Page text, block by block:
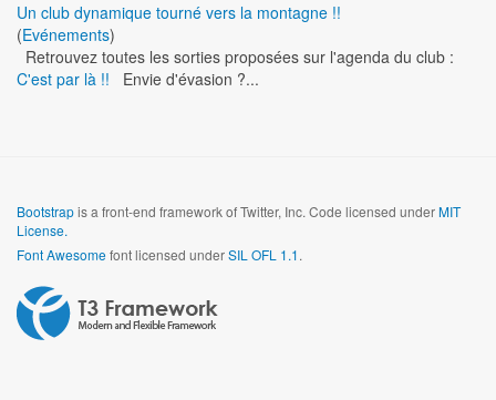
Un club dynamique tourné vers la montagne !!
(Evénements)
Retrouvez toutes les sorties proposées sur l'agenda du club :
C'est par là !! Envie d'évasion ?...
Bootstrapis a front-end framework of Twitter, Inc. Code licensed underMIT
License.
Font Awesomefont licensed underSIL OFL 1.1.